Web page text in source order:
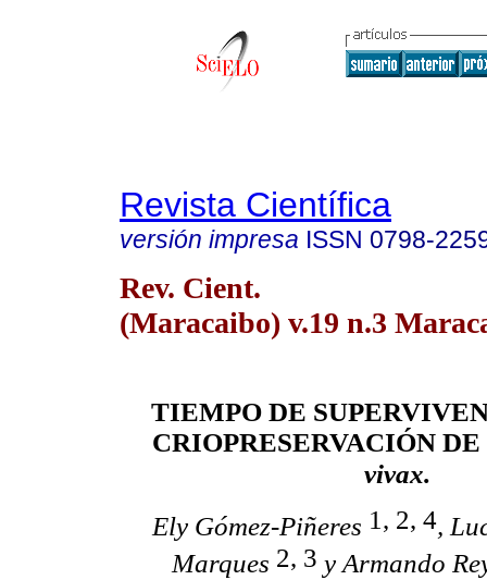
Revista Científica
versión impresa ISSN 0798-
Rev. Cient.
(Maracaibo) v.19 n.3
TIEMPO DE
CRIOPRESERVACIÓN DE
vivax.
ElyGómez-Piñeres 1, 2, 4,
Marques 2, 3 y Armando